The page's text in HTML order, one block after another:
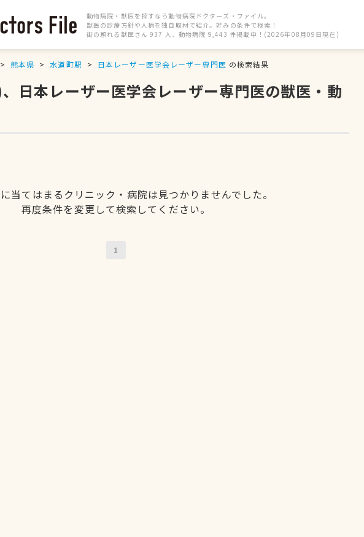
動物病院・獣医を探すなら動物病院ドクターズ・ファイル。
獣医の診療方針や人柄を独自取材で紹介。好みの条件で検索！
街の頼れる獣医さん 937 人、動物病院 9,443 件掲載中！(2026年08月09日現在)
熊本県 水道町駅 日本レーザー医学会レーザー専門医 の検索結果
日本レーザー医学会レーザー専門医の獣医・動
当てはまるクリニック・病院は見つかりませんでした。
再度条件を変更して検索してください。
1